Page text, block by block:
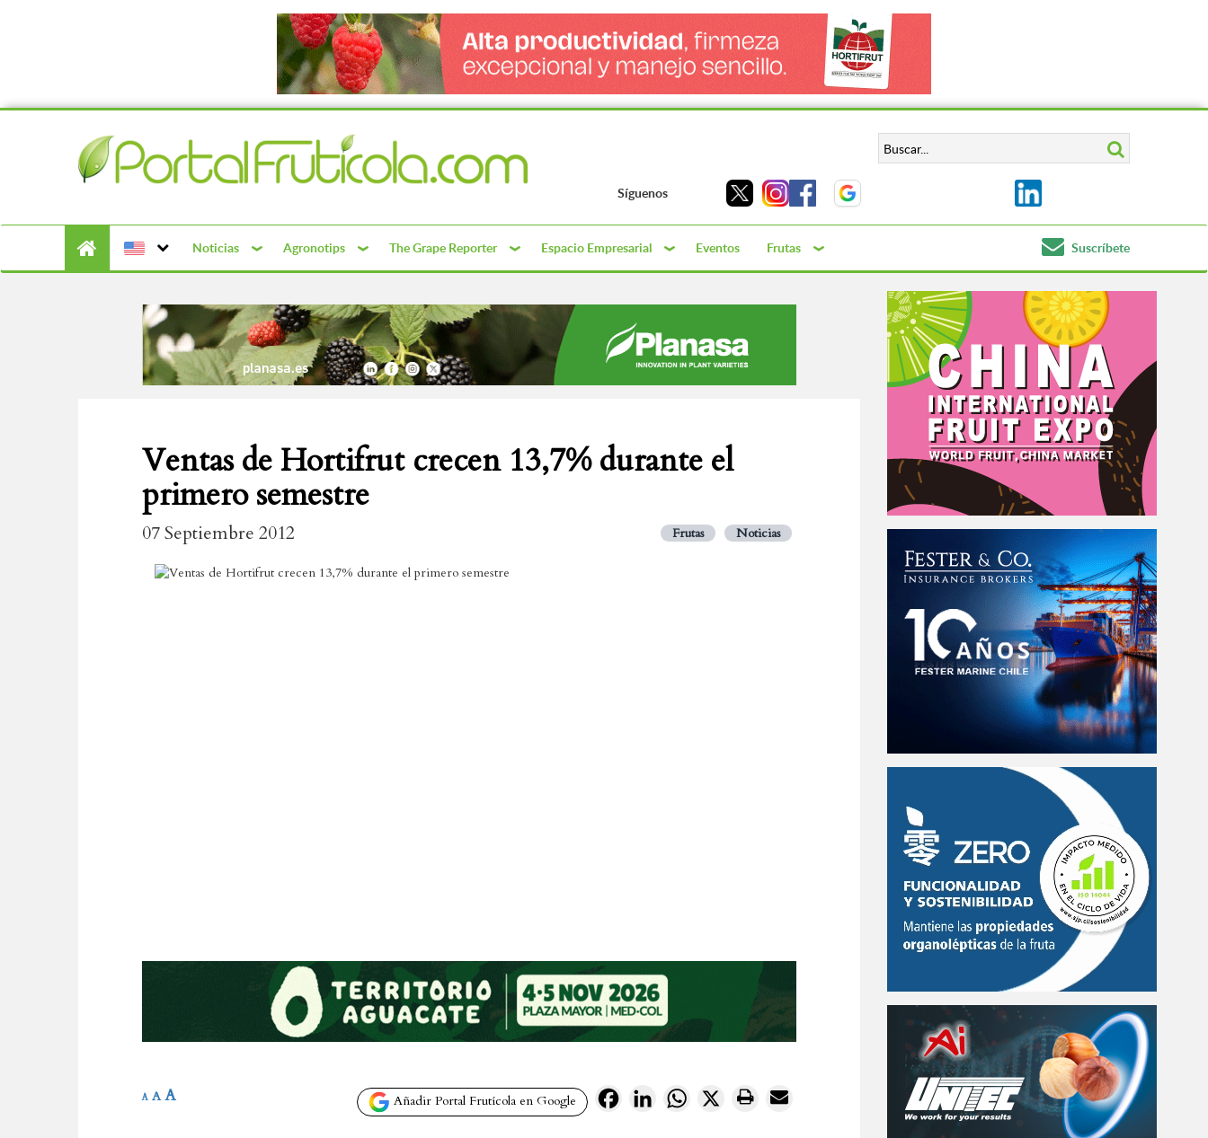
Síguenos
Noticias Agronotips The Grape Reporter Espacio Empresarial Eventos Frutas Suscríbete
Ventas de Hortifrut crecen 13,7% durante el
primero semestre
07 Septiembre 2012 Frutas Noticias
Añadir Portal Frutícola en Google FacebookLinkedInWhatsApp
X
A A A